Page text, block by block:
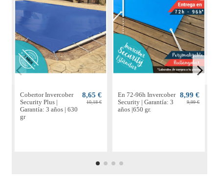
Cobertor Invercober
Security Plus |
Garantía: 3 años | 630
gr
8,65 €
10,18 €
En 72-96h Invercober
Security | Garantía: 3
años |650 gr.
8,99 €
9,99 €